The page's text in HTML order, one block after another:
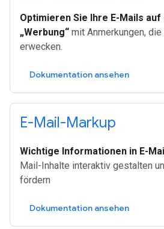
Optimieren Sie Ihre E-Mails auf
„Werbung“ mit Anmerkungen,
erwecken.
Dokumentation ansehen
E-Mail-Markup
Wichtige Informationen in E-
Mail-Inhalte interaktiv gestalten
fördern
Dokumentation ansehen